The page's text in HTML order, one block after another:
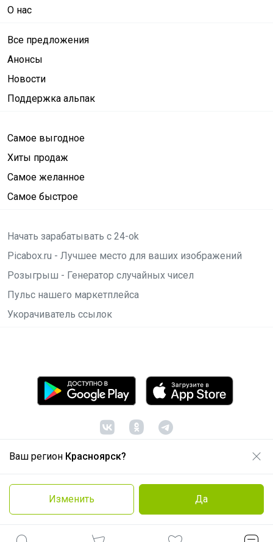
Ваш регион Красноярск?
Изменить Да
О нас
Все предложения
Анонсы
Новости
Поддержка альпак
Самое выгодное
Хиты продаж
Самое желанное
Самое быстрое
Начать зарабатывать с 24-ok
Picabox.ru - Лучшее место для ваших изображений
Розыгрыш - Генератор случайных чисел
Пульс нашего маркетплейса
Укорачиватель ссылок
© ООО "Лявита", ОГРН 1122468054070, 2012 -2026
Политика конфиденциальности
Cоглашение пользователя